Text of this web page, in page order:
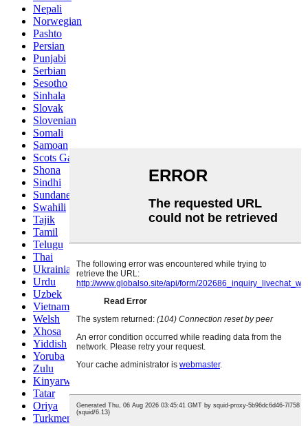
Nepali
Norwegian
Pashto
Persian
Punjabi
Serbian
Sesotho
Sinhala
Slovak
Slovenian
Somali
Samoan
Scots Gaelic
Shona
Sindhi
Sundanese
Swahili
Tajik
Tamil
Telugu
Thai
Ukrainian
Urdu
Uzbek
Vietnamese
Welsh
Xhosa
Yiddish
Yoruba
Zulu
Kinyarwanda
Tatar
Oriya
Turkmen